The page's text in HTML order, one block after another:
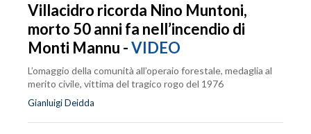
Villacidro ricorda Nino Muntoni,
morto 50 anni fa nell’incendio di
Monti Mannu -VIDEO
L’omaggio della comunità all’operaio forestale, medaglia al
merito civile, vittima del tragico rogo del 1976
Gianluigi Deidda